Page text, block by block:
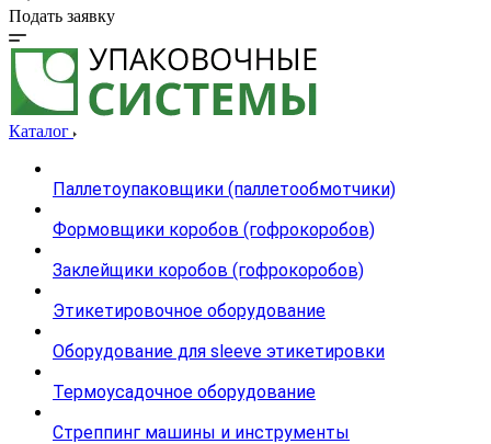
Подать заявку
Каталог
Паллетоупаковщики (паллетообмотчики)
Формовщики коробов (гофрокоробов)
Заклейщики коробов (гофрокоробов)
Этикетировочное оборудование
Оборудование для sleeve этикетировки
Термоусадочное оборудование
Стреппинг машины и инструменты